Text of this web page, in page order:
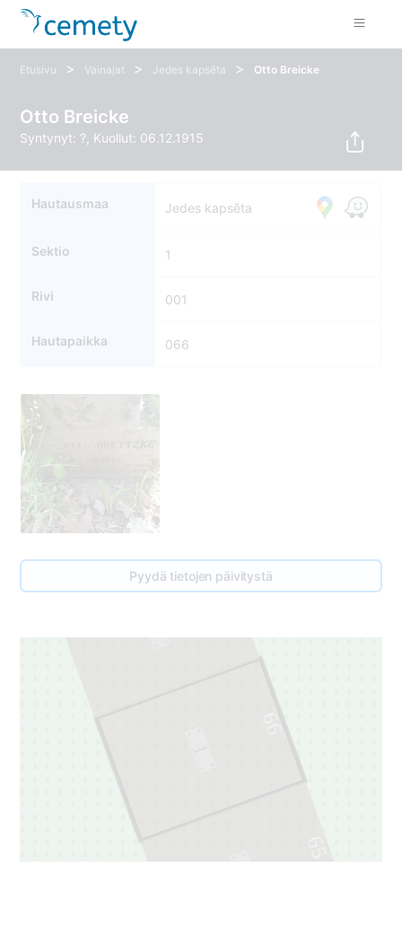
Etusivu > Vainajat > Jedes kapsēta > Otto Breicke
Otto Breicke
Syntynyt: ?, Kuollut: 06.12.1915
Hautausmaa Jedes kapsēta
Sektio 1
Rivi 001
Hautapaikka 066
Pyydä tietojen päivitystä
66
67